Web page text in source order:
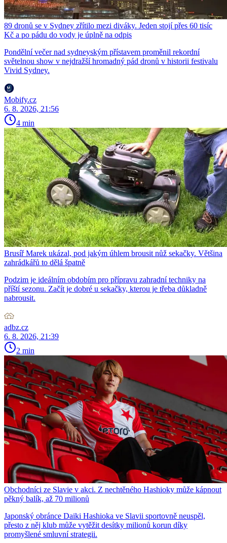
89 dronů se v Sydney zřítilo mezi diváky. Jeden stojí přes 60 tisíc
Kč a po pádu do vody je úplně na odpis
Pondělní večer nad sydneyským přístavem proměnil rekordní
světelnou show v nejdražší hromadný pád dronů v historii festivalu
Vivid Sydney.
Mobify.cz
6. 8. 2026, 21:56
4 min
Brusíř Marek ukázal, pod jakým úhlem brousit nůž sekačky. Většina
zahrádkářů to dělá špatně
Podzim je ideálním obdobím pro přípravu zahradní techniky na
příští sezonu. Začít je dobré u sekačky, kterou je třeba důkladně
nabrousit.
adbz.cz
6. 8. 2026, 21:39
2 min
Obchodníci ze Slavie v akci. Z nechtěného Hashioky může kápnout
pěkný balík, až 70 milionů
Japonský obránce Daiki Hashioka ve Slavii sportovně neuspěl,
přesto z něj klub může vytěžit desítky milionů korun díky
promyšlené smluvní strategii.